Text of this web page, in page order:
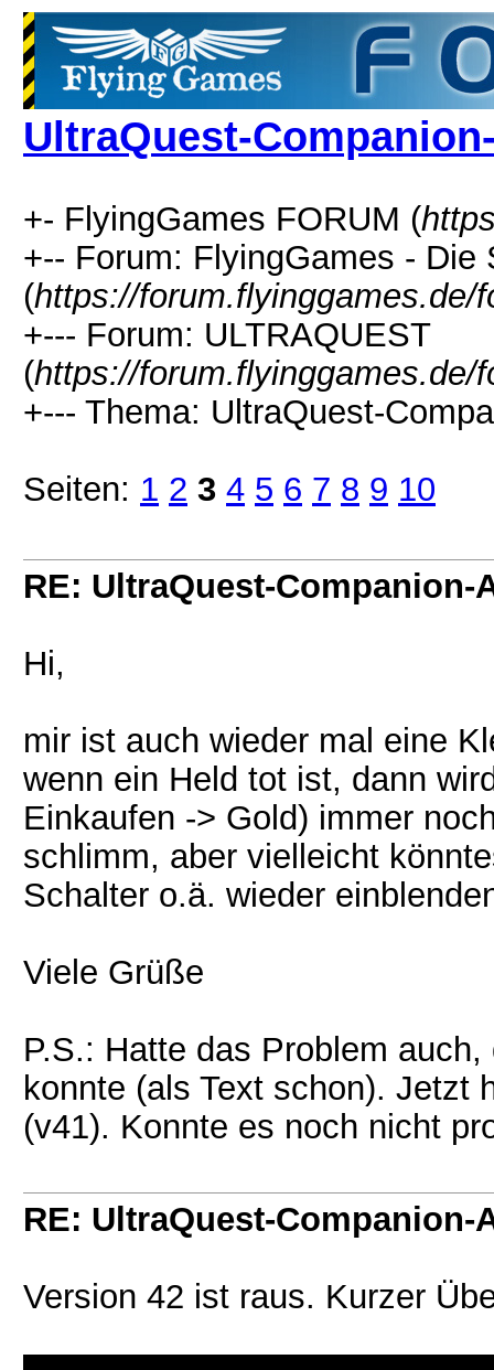
UltraQuest-
+- FlyingGames FORUM (
+-- Forum: FlyingGames - Die
(https://forum.flyinggames.de/
+--- Forum: ULTRAQUEST
(https://forum.flyinggames.de/
+--- Thema: UltraQuest-
Seiten: 1 2 3 4 5 6 7 8 9 10
RE: UltraQuest-Companion-
Hi,
mir ist auch wieder mal eine
wenn ein Held tot ist, dann
Einkaufen -> Gold) immer
schlimm, aber vielleicht
Schalter o.ä. wieder
Viele Grüße
P.S.: Hatte das Problem
konnte (als Text schon). Jetzt
(v41). Konnte es noch nicht
RE: UltraQuest-Companion-
Version 42 ist raus. Kurzer